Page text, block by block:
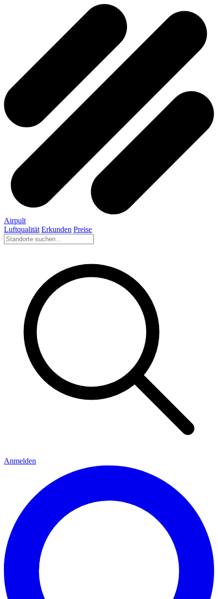
Airpult
Luftqualität Erkunden Preise
Anmelden